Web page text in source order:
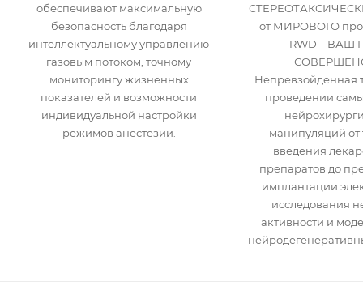
обеспечивают максимальную
безопасность благодаря
интеллектуальному управлению
газовым потоком, точному
мониторингу жизненных
показателей и возможности
индивидуальной настройки
режимов анестезии.
от МИРОВОГО
RWD – ВАШ
Непревзойденная
проведении
манипуляций от
введения
препаратов до
имплантации
исследования
активности и